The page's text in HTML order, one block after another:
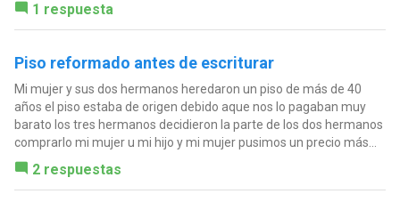
1 respuesta
Piso reformado antes de escriturar
Mi mujer y sus dos hermanos heredaron un piso de más de 40
años el piso estaba de origen debido aque nos lo pagaban muy
barato los tres hermanos decidieron la parte de los dos hermanos
comprarlo mi mujer u mi hijo y mi mujer pusimos un precio más...
2 respuestas